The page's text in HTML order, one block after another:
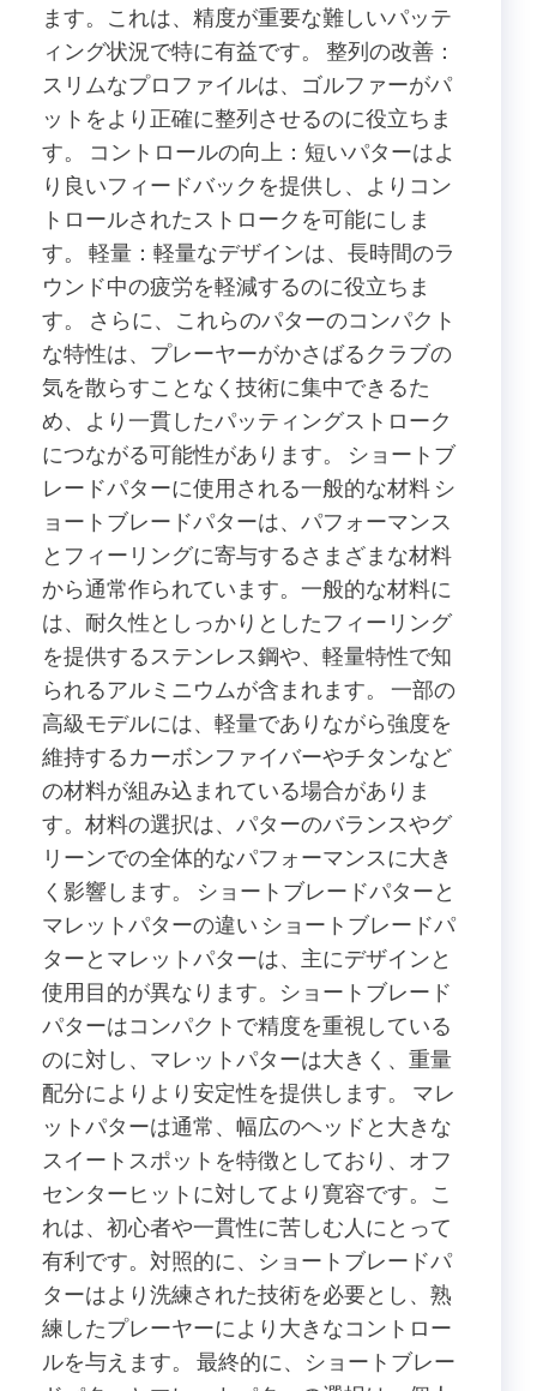
ます。これは、精度が重要な難しいパッテ
ィング状況で特に有益です。 整列の改善：
スリムなプロファイルは、ゴルファーがパ
ットをより正確に整列させるのに役立ちま
す。 コントロールの向上：短いパターはよ
り良いフィードバックを提供し、よりコン
トロールされたストロークを可能にしま
す。 軽量：軽量なデザインは、長時間のラ
ウンド中の疲労を軽減するのに役立ちま
す。 さらに、これらのパターのコンパクト
な特性は、プレーヤーがかさばるクラブの
気を散らすことなく技術に集中できるた
め、より一貫したパッティングストローク
につながる可能性があります。 ショートブ
レードパターに使用される一般的な材料 シ
ョートブレードパターは、パフォーマンス
とフィーリングに寄与するさまざまな材料
から通常作られています。一般的な材料に
は、耐久性としっかりとしたフィーリング
を提供するステンレス鋼や、軽量特性で知
られるアルミニウムが含まれます。 一部の
高級モデルには、軽量でありながら強度を
維持するカーボンファイバーやチタンなど
の材料が組み込まれている場合がありま
す。材料の選択は、パターのバランスやグ
リーンでの全体的なパフォーマンスに大き
く影響します。 ショートブレードパターと
マレットパターの違い ショートブレードパ
ターとマレットパターは、主にデザインと
使用目的が異なります。ショートブレード
パターはコンパクトで精度を重視している
のに対し、マレットパターは大きく、重量
配分によりより安定性を提供します。 マレ
ットパターは通常、幅広のヘッドと大きな
スイートスポットを特徴としており、オフ
センターヒットに対してより寛容です。こ
れは、初心者や一貫性に苦しむ人にとって
有利です。対照的に、ショートブレードパ
ターはより洗練された技術を必要とし、熟
練したプレーヤーにより大きなコントロー
ルを与えます。 最終的に、ショートブレー